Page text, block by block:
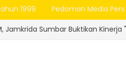
1999 Pedoman Media Pers
Buktikan Kinerja "Sangat Sehat"